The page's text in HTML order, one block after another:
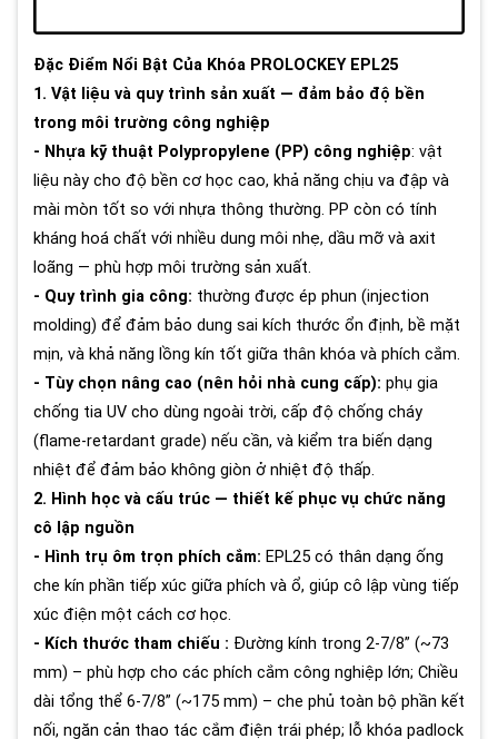
Đặc Điểm Nổi Bật Của Khóa PROLOCKEY EPL25
1. Vật liệu và quy trình sản xuất — đảm bảo độ bền
trong môi trường công nghiệp
- Nhựa kỹ thuật Polypropylene (PP) công nghiệp: vật
liệu này cho độ bền cơ học cao, khả năng chịu va đập và
mài mòn tốt so với nhựa thông thường. PP còn có tính
kháng hoá chất với nhiều dung môi nhẹ, dầu mỡ và axit
loãng — phù hợp môi trường sản xuất.
- Quy trình gia công: thường được ép phun (injection
molding) để đảm bảo dung sai kích thước ổn định, bề mặt
mịn, và khả năng lồng kín tốt giữa thân khóa và phích cắm.
- Tùy chọn nâng cao (nên hỏi nhà cung cấp): phụ gia
chống tia UV cho dùng ngoài trời, cấp độ chống cháy
(flame-retardant grade) nếu cần, và kiểm tra biến dạng
nhiệt để đảm bảo không giòn ở nhiệt độ thấp.
2. Hình học và cấu trúc — thiết kế phục vụ chức năng
cô lập nguồn
- Hình trụ ôm trọn phích cắm: EPL25 có thân dạng ống
che kín phần tiếp xúc giữa phích và ổ, giúp cô lập vùng tiếp
xúc điện một cách cơ học.
- Kích thước tham chiếu : Đường kính trong 2-7/8” (~73
mm) – phù hợp cho các phích cắm công nghiệp lớn; Chiều
dài tổng thể 6-7/8” (~175 mm) – che phủ toàn bộ phần kết
nối, ngăn cản thao tác cắm điện trái phép; lỗ khóa padlock